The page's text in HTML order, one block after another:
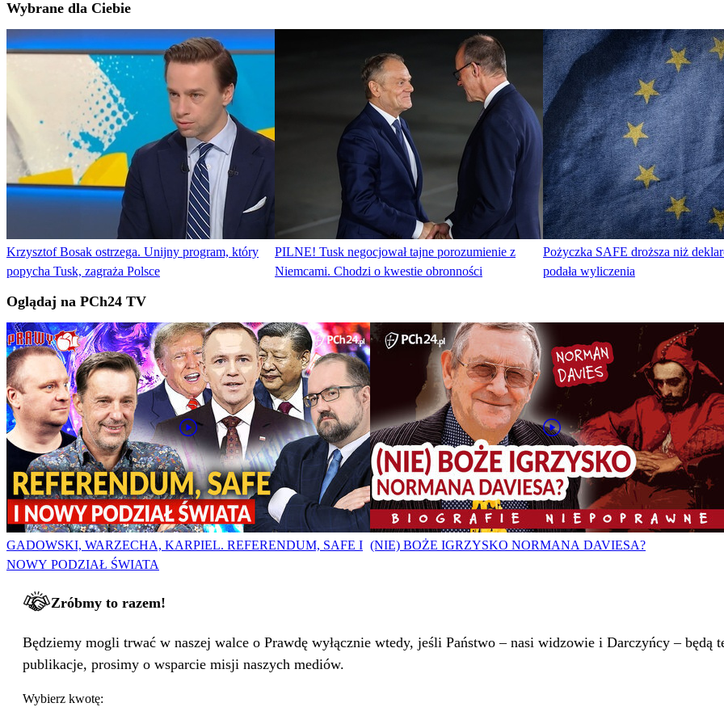
Wybrane dla Ciebie
Krzysztof Bosak ostrzega. Unijny program, który
popycha Tusk, zagraża Polsce
PILNE! Tusk negocjował tajne porozumienie z
Niemcami. Chodzi o kwestie obronności
Pożyczka SAFE droższa niż
podała wyliczenia
Oglądaj na PCh24 TV
GADOWSKI, WARZECHA, KARPIEL. REFERENDUM, SAFE I
NOWY PODZIAŁ ŚWIATA
(NIE) BOŻE IGRZYSKO NORMANA DAVIESA?
Zróbmy to razem!
Będziemy mogli trwać w naszej walce o Prawdę wyłącznie wtedy, jeśli Państwo – nasi widzowie i Darczyńcy – będą
publikacje, prosimy o wsparcie misji naszych mediów.
Wybierz kwotę: